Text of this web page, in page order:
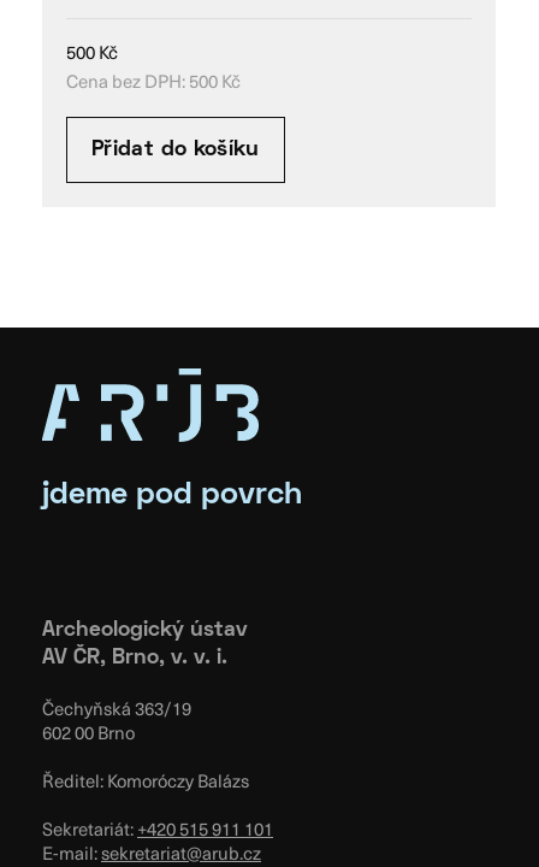
500Kč
Cena bez DPH:500Kč
Přidat do košíku
jdeme pod povrch
Archeologický ústav
AV ČR, Brno, v. v. i.
Čechyňská 363/19
602 00 Brno
Ředitel: Komoróczy Balázs
Sekretariát:+420 515 911 101
E-mail:sekretariat@arub.cz